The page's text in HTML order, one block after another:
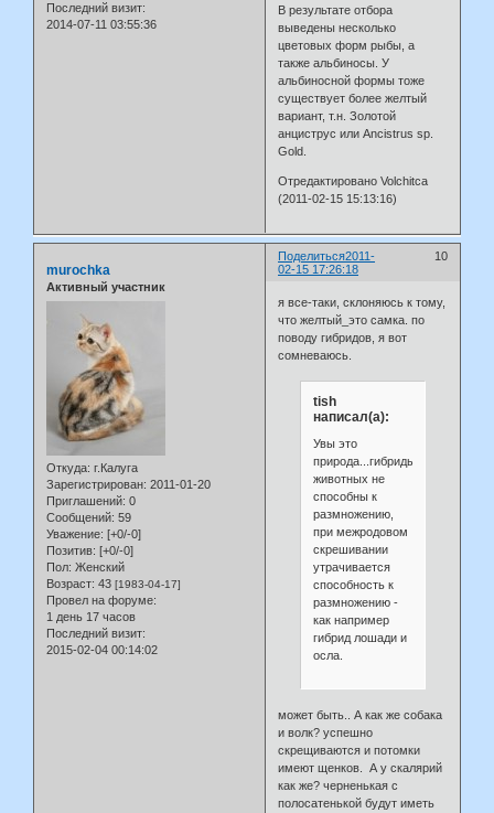
Последний визит:
2014-07-11 03:55:36
В результате отбора
выведены несколько
цветовых форм рыбы, а
также альбиносы. У
альбиносной формы тоже
существует более желтый
вариант, т.н. Золотой
анциструс или Ancistrus sp.
Gold.
Отредактировано Volchitca
(2011-02-15 15:13:16)
Поделиться 10
2011-
02-15 17:26:18
murochka
Активный участник
Откуда: г.Калуга
Зарегистрирован: 2011-01-20
Приглашений: 0
Сообщений: 59
Уважение: [+0/-0]
Позитив: [+0/-0]
Пол: Женский
Возраст: 43 [1983-04-17]
Провел на форуме:
1 день 17 часов
Последний визит:
2015-02-04 00:14:02
я все-таки, склоняюсь к тому,
что желтый_это самка. по
поводу гибридов, я вот
сомневаюсь.
tish
написал(а):
Увы это
природа...гибриды
животных не
способны к
размножению,
при межродовом
скрешивании
утрачивается
способность к
размножению -
как например
гибрид лошади и
осла.
может быть.. А как же собака
и волк? успешно
скрещиваются и потомки
имеют щенков. А у скалярий
как же? черненькая с
полосатенькой будут иметь